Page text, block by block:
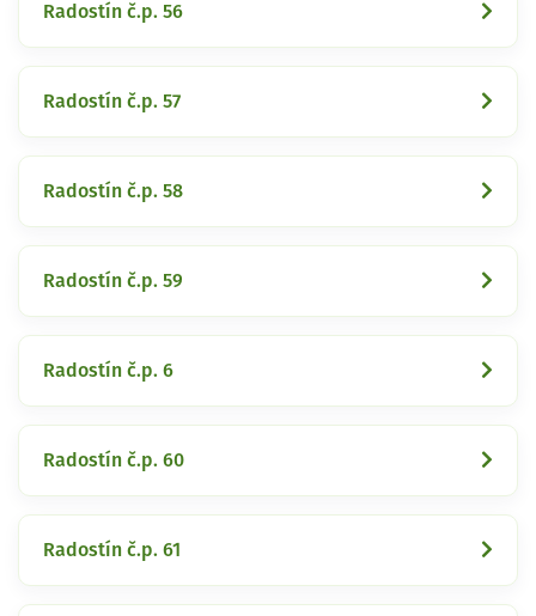
Radostín č.p. 56
Radostín č.p. 57
Radostín č.p. 58
Radostín č.p. 59
Radostín č.p. 6
Radostín č.p. 60
Radostín č.p. 61